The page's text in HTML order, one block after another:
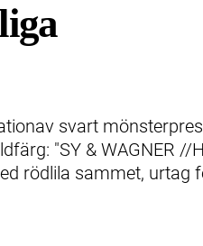
svart
"SY & WAGNER //
rödlila sammet, urtag